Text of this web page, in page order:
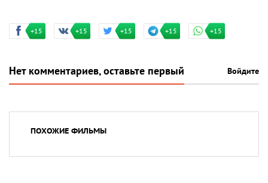
+15 +15 +15 +15 +15
Нет комментариев, оставьте первый Войдите
ПОХОЖИЕ ФИЛЬМЫ